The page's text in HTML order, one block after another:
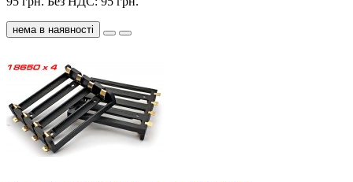
нема в наявності